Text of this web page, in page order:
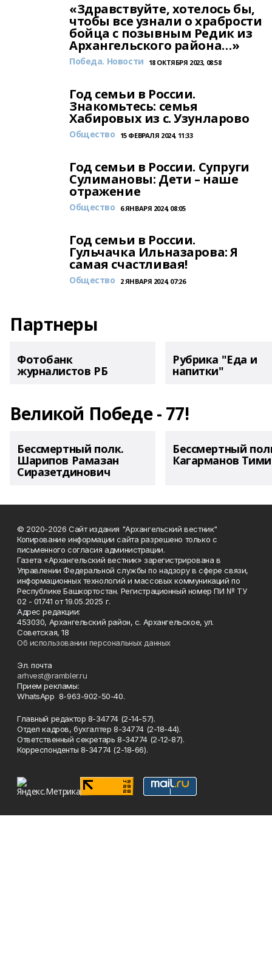
«Здравствуйте, хотелось бы,
чтобы все узнали о храбрости
бойца с позывным Редик из
Архангельского района…»
Победа. Новости 18 ОКТЯБРЯ 2023, 08:58
Год семьи в России.
Знакомьтесь: семья
Хабировых из с. Узунларово
Общество 15 ФЕВРАЛЯ 2024, 11:33
Год семьи в России. Супруги
Сулимановы: Дети – наше
отражение
Общество 6 ЯНВАРЯ 2024, 08:05
Год семьи в России.
Гульчачка Ильназарова: Я
самая счастливая!
Общество 2 ЯНВАРЯ 2024, 07:26
Партнеры
Фотобанк
журналистов РБ
Рубрика "Еда и
напитки"
Великой Победе - 77!
Бессмертный полк.
Шарипов Рамазан
Сиразетдинович
Бессмертный
Кагарманов
© 2020-2026 Сайт издания "Архангельский вестник"
Копирование информации сайта разрешено только с
письменного согласия администрации.
Газета «Архангельский вестник» зарегистрирована в
Управлении Федеральной службы по надзору в сфере связи,
информационных технологий и массовых коммуникаций по
Республике Башкортостан. Регистрационный номер ПИ № ТУ
02 - 01741 от 19.05.2025 г.
Адрес редакции:
453030, Архангельский район, с. Архангельское, ул.
Советская, 18
Об использовании персональных данных
Эл. почта
arhvest@rambler.ru
Прием рекламы:
WhatsApp 8-963-902-50-40.
Главный редактор 8-34774 (2-14-57).
Отдел кадров, бухгалтер 8-34774 (2-18-44).
Ответственный секретарь 8-34774 (2-12-87).
Корреспонденты 8-34774 (2-18-66).